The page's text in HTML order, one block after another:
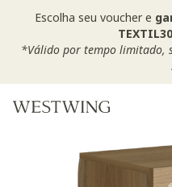
Escolha seu voucher e
TEXTIL30
*Válido por tempo limitado,